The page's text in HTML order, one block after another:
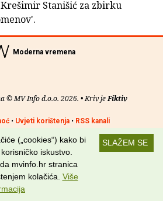
Stanišić za zbirku
Moderna vremena
© MV Info d.o.o. 2026. • Kriv jeFiktiv
• Uvjeti korištenja• RSS kanali
Potraži nas na: SLAŽEM SE
(„cookies“) kako bi
iskustvo.
mvinfo.hr stranica
kolačića. Više